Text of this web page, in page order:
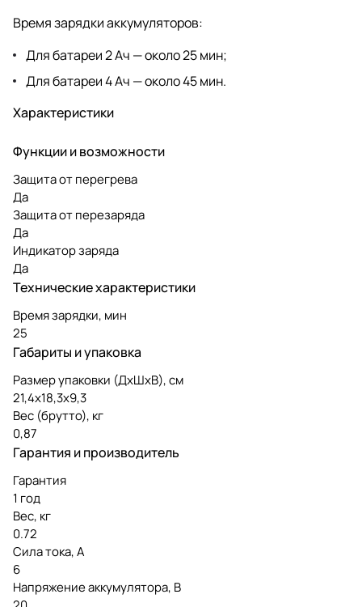
Время зарядки аккумуляторов:
Для батареи 2 Ач — около 25 мин;
Для батареи 4 Ач — около 45 мин.
Характеристики
Функции и возможности
Защита от перегрева
Да
Защита от перезаряда
Да
Индикатор заряда
Да
Технические характеристики
Время зарядки, мин
25
Габариты и упаковка
Размер упаковки (ДxШxВ), см
21,4x18,3x9,3
Вес (брутто), кг
0,87
Гарантия и производитель
Гарантия
1 год
Вес, кг
0.72
Сила тока, А
6
Напряжение аккумулятора, В